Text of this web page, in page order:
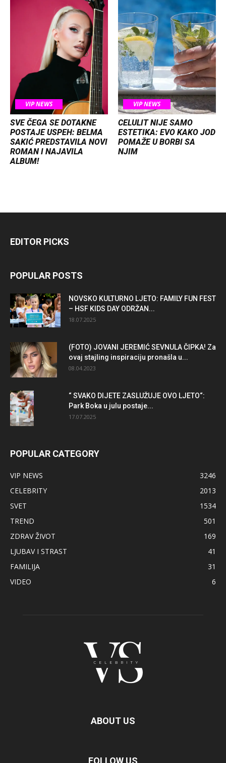
VIP NEWS
SVE ČEGA SE DOTAKNE
POSTAJE USPEH: BELMA
SAKIĆ PREDSTAVILA NOVI
ROMAN I NAJAVILA
ALBUM!
VIP NEWS
CELULIT NIJE SAMO
ESTETIKA: EVO KAKO JOD
POMAŽE U BORBI SA
NJIM
EDITOR PICKS
POPULAR POSTS
NOVSKO KULTURNO LJETO: FAMILY FUN FEST
– HSF KIDS DAY ODRŽAN...
18.07.2025
(FOTO) JOVANI JEREMIĆ SEVNULA ČIPKA! Za
ovaj stajling inspiraciju pronašla u...
08.04.2023
“ SVAKO DIJETE ZASLUŽUJE OVO LJETO“:
Park Boka u julu postaje...
17.07.2025
POPULAR CATEGORY
VIP NEWS
3246
CELEBRITY
2013
SVET
1534
TREND
501
ZDRAV ŽIVOT
169
LJUBAV I STRAST
41
FAMILIJA
31
VIDEO
6
ABOUT US
FOLLOW US